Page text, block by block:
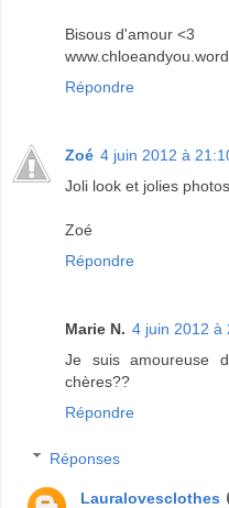
Bisous d'amour <3
Répondre
Zoé 4 juin 2012 à
Joli look et jolies
Zoé
Répondre
Marie N. 4 juin 2012 à
Je suis amoureuse
chères??
Répondre
Réponses
Lauralovesclothes